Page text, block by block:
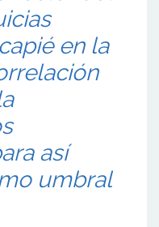
en la
así
umbral